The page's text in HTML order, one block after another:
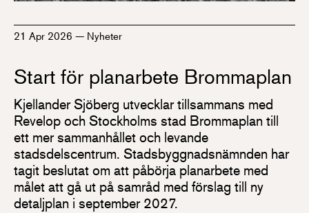
21 Apr 2026 — Nyheter
Start för planarbete Brommaplan
Kjellander Sjöberg utvecklar tillsammans med
Revelop och Stockholms stad Brommaplan till
ett mer sammanhållet och levande
stadsdelscentrum. Stadsbyggnadsnämnden har
tagit beslutat om att påbörja planarbete med
målet att gå ut på samråd med förslag till ny
detaljplan i september 2027.